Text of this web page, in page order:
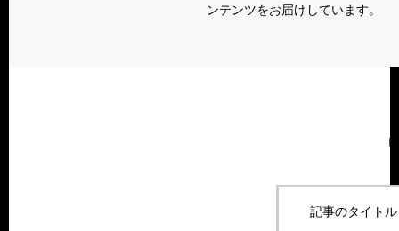
ンテンツをお届けしています。
記事のタイト